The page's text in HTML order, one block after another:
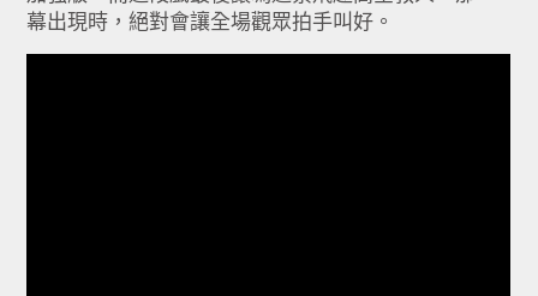
幕出現時，絕對會讓全場觀眾拍手叫好。